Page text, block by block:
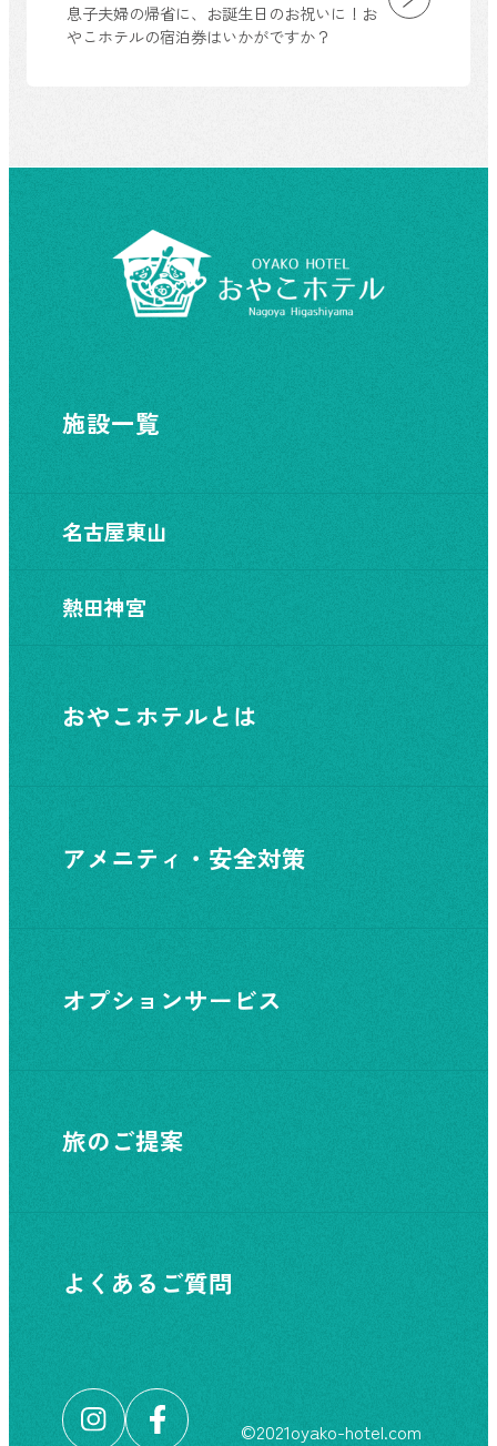
息子夫婦の帰省に、お誕生日のお祝いに！お
やこホテルの宿泊券はいかがですか？
施設一覧
名古屋東山
熱田神宮
おやこホテルとは
アメニティ・安全対策
オプションサービス
旅のご提案
よくあるご質問
©︎2021oyako-hotel.com